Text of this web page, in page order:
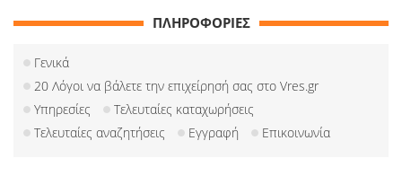
ΠΛΗΡΟΦΟΡΙΕΣ
Γενικά
20 Λόγοι να βάλετε την επιχείρησή σας στο Vres.gr
Υπηρεσίες
Τελευταίες καταχωρήσεις
Τελευταίες αναζητήσεις
Εγγραφή Επικοινωνία